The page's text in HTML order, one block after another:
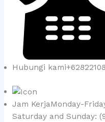
Hubungi
Jam KerjaMonday-
Saturday and Sunday: